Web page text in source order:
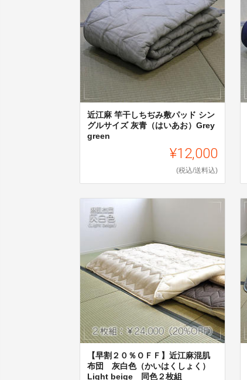
近江麻 竿干しちぢみ敷パッド シン
グルサイズ 灰青（はいあお）Grey
green
¥12,000
(税込/送料込)
【早割２０％ＯＦＦ】近江麻混肌
布団 灰白色（かいはくしょく）
Light beige 同色２枚組